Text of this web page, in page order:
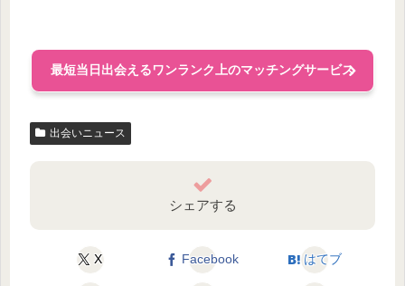
最短当日出会えるワンランク上のマッチングサービス
出会いニュース
シェアする
X Facebook はてブ